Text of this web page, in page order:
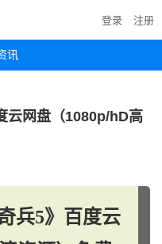
讯
登录 注册
云网盘（1080p/hD高
兵5》百度云